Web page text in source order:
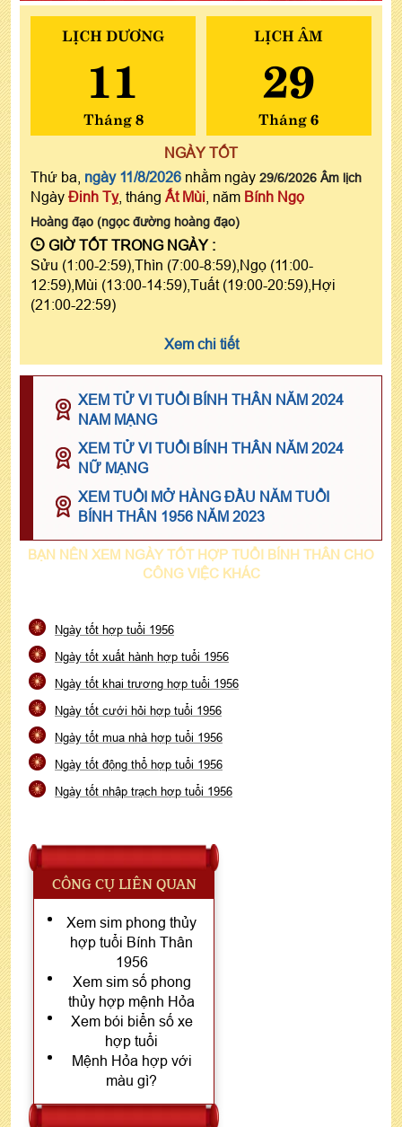
LỊCH DƯƠNG
11
Tháng 8
LỊCH ÂM
29
Tháng 6
NGÀY TỐT
Thứ ba, ngày 11/8/2026 nhằm ngày 29/6/2026 Âm lịch
Ngày Đinh Tỵ, tháng Ất Mùi , năm Bính Ngọ
Hoàng đạo (ngọc đường hoàng đạo)
GIỜ TỐT TRONG NGÀY :
Sửu (1:00-2:59),Thìn (7:00-8:59),Ngọ (11:00-
12:59),Mùi (13:00-14:59),Tuất (19:00-20:59),Hợi
(21:00-22:59)
Xem chi tiết
XEM TỬ VI TUỔI BÍNH THÂN NĂM 2024
NAM MẠNG
XEM TỬ VI TUỔI BÍNH THÂN NĂM 2024
NỮ MẠNG
XEM TUỔI MỞ HÀNG ĐẦU NĂM TUỔI
BÍNH THÂN 1956 NĂM 2023
BẠN NÊN XEM NGÀY TỐT HỢP TUỔI BÍNH THÂN CHO
CÔNG VIỆC KHÁC
Ngày tốt hợp tuổi 1956
Ngày tốt xuất hành hợp tuổi 1956
Ngày tốt khai trương hợp tuổi 1956
Ngày tốt cưới hỏi hợp tuổi 1956
Ngày tốt mua nhà hợp tuổi 1956
Ngày tốt động thổ hợp tuổi 1956
Ngày tốt nhập trạch hợp tuổi 1956
CÔNG CỤ LIÊN QUAN
Xem sim phong thủy
hợp tuổi Bính Thân
1956
Xem sim số phong
thủy hợp mệnh Hỏa
Xem bói biển số xe
hợp tuổi
Mệnh Hỏa hợp với
màu gì?